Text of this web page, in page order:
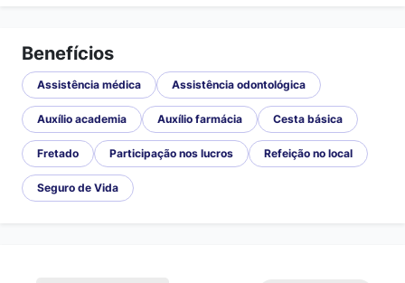
Benefícios
Assistência médica Assistência odontológica
Auxílio academia Auxílio farmácia Cesta básica
Fretado Participação nos lucros Refeição no local
Seguro de Vida